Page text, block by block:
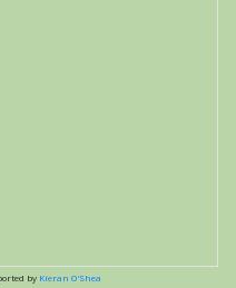
by Kieran O'Shea